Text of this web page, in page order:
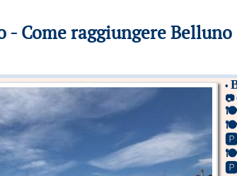
- Come raggiungere Belluno
•
📷
🅿
🅿